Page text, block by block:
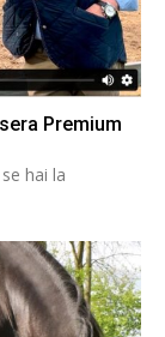
Premium
hai la